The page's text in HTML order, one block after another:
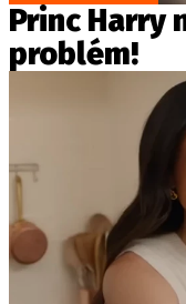
Princ Harry
problém!